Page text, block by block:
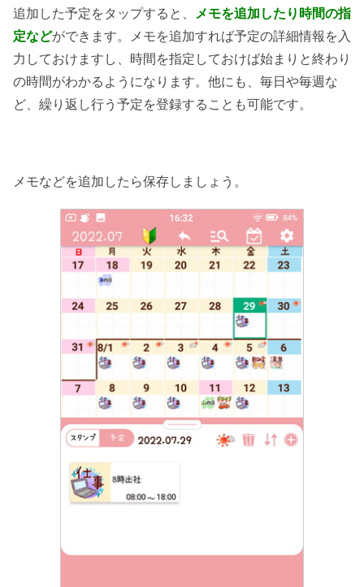
追加した予定をタップすると、
メモを追加したり時間の指
定などができます。メモを追加すれば予定の詳細情報を入
力しておけますし、時間を指定しておけば始まりと終わり
の時間がわかるようになります。他にも、毎日や毎週な
ど、繰り返し行う予定を登録することも可能です。
メモなどを追加したら保存しましょう。